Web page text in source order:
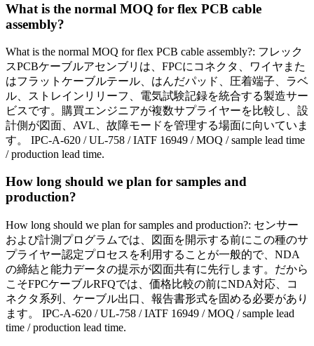
What is the normal MOQ for flex PCB cable
assembly?
What is the normal MOQ for flex PCB cable assembly?: フレック
スPCBケーブルアセンブリは、FPCにコネクタ、ワイヤまた
はフラットケーブルテール、はんだパッド、圧着端子、ラベ
ル、ストレインリリーフ、電気試験記録を統合する製造サー
ビスです。購買エンジニアが複数サプライヤーを比較し、設
計側が図面、AVL、故障モードを管理する場面に向いていま
す。 IPC-A-620 / UL-758 / IATF 16949 / MOQ / sample lead time
/ production lead time.
How long should we plan for samples and
production?
How long should we plan for samples and production?: センサー
および計測プログラムでは、図面を開示する前にこの種のサ
プライヤー認定プロセスを利用することが一般的で、NDA
の締結と能力データの提示が図面共有に先行します。だから
こそFPCケーブルRFQでは、価格比較の前にNDA対応、コ
ネクタ系列、ケーブル出口、報告書形式を固める必要があり
ます。 IPC-A-620 / UL-758 / IATF 16949 / MOQ / sample lead
time / production lead time.